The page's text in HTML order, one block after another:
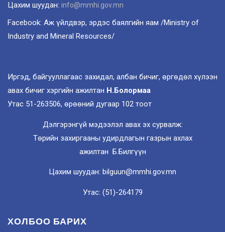
Цахим шуудан: info@mmhi.gov.mn
Facebook: Аж үйлдвэр, эрдэс баялгийн яам /Ministry of
Industry and Mineral Resources/
Иргэд, байгууллагаас захидал, албан бичиг, өргөдөл хүлээн
авах бичиг хэргийн ажилтан Н.Болормаа
Утас 51-263506, өрөөний дугаар 102 тоот
Дэлгэрэнгүй мэдээлэл авах эх сурвалж:
Төрийн захиргааны удирдлагын газрын ахлах
ажилтан Б.Билгүүн
Цахим шуудан: bilguun@mmhi.gov.mn
Утас: (51)-264179
ХОЛБОО БАРИХ